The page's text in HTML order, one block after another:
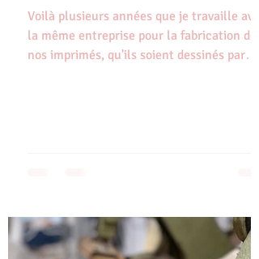
Voilà plusieurs années que je travaille avec
la même entreprise pour la fabrication de
nos imprimés, qu'ils soient dessinés par